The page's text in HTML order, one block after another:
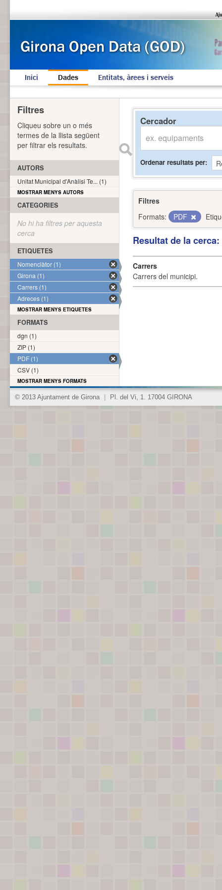
Inici Dades Entitats, àrees i serveis
Cercador
Ordenar resultats per
Filtres
Formats:
PDF
Resultat de la
Carrers
Carrers del municipi.
Filtres
Cliqueu sobre un o més
termes de la llista següent
per filtrar els resultats.
AUTORS
Unitat Municipal d'Anàlisi Te... (1)
MOSTRAR MENYS AUTORS
CATEGORIES
No hi ha filtres per aquesta
cerca
ETIQUETES
Nomenclàtor (1)
Girona (1)
Carrers (1)
Adreces (1)
MOSTRAR MENYS ETIQUETES
FORMATS
dgn (1)
ZIP (1)
PDF (1)
CSV (1)
MOSTRAR MENYS FORMATS
© 2013 Ajuntament de Girona Pl. del Vi, 1. 17004 GIRONA